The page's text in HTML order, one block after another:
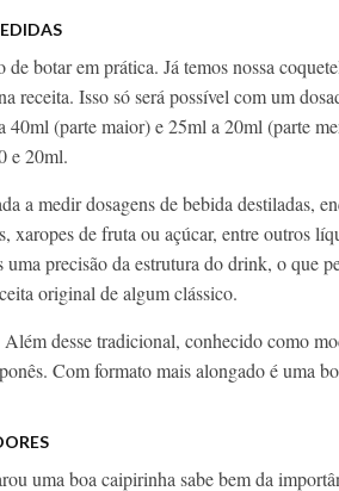
botar em prática. Já temos nossa
receita. Isso só será possível com um
40ml (parte maior) e 25ml a 20ml (parte
e 20ml.
a medir dosagens de bebida destiladas,
xaropes de fruta ou açúcar, entre outros
precisão da estrutura do drink, o que
original de algum clássico.
desse tradicional, conhecido como
Com formato mais alongado é uma
uma boa caipirinha sabe bem da